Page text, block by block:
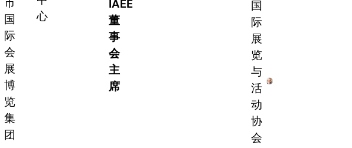
国
际
会
展
博
览
集
团
心
IAEE
董
事
会
主
席
国
际
展
览
与
活
动
协
会